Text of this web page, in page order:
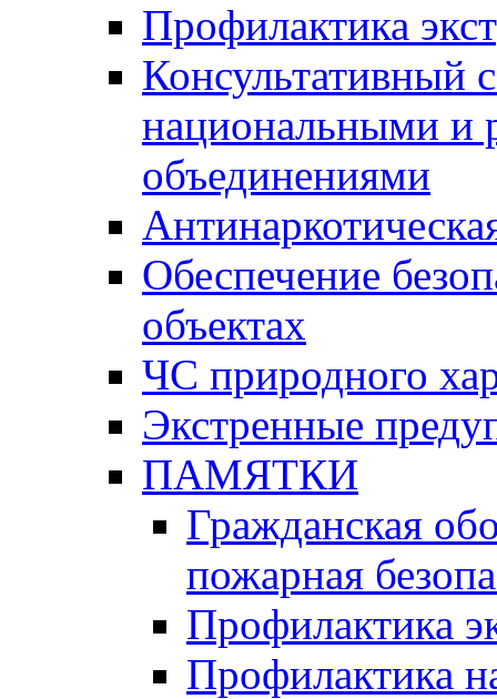
Профилактика
Консультативный
национальными и
объединениями
Обеспечение
объектах
ЧС природного
Экстренные
ПАМЯТКИ
Гражданская
пожарная
Профилактика
Профилактика